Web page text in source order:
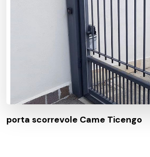
porta scorrevole Came Ticengo